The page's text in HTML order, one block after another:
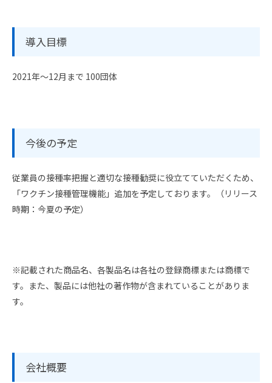
導入目標
2021年～12月まで 100団体
今後の予定
従業員の接種率把握と適切な接種勧奨に役立てていただくため、
「ワクチン接種管理機能」追加を予定しております。（リリース
時期：今夏の予定）
※記載された商品名、各製品名は各社の登録商標または商標で
す。また、製品には他社の著作物が含まれていることがありま
す。
会社概要